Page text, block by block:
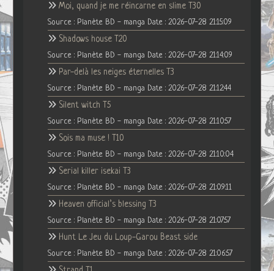
Moi, quand je me réincarne en slime T30
Source : Planète BD - manga Date : 2026-07-28 21:15:09
Shadows house T20
Source : Planète BD - manga Date : 2026-07-28 21:14:09
Par-delà les neiges éternelles T3
Source : Planète BD - manga Date : 2026-07-28 21:12:44
Silent witch T5
Source : Planète BD - manga Date : 2026-07-28 21:10:57
Sois ma muse ! T10
Source : Planète BD - manga Date : 2026-07-28 21:10:04
Serial killer isekai T3
Source : Planète BD - manga Date : 2026-07-28 21:09:11
Heaven official’s blessing T3
Source : Planète BD - manga Date : 2026-07-28 21:07:57
Hunt Le Jeu du Loup-Garou Beast side
Source : Planète BD - manga Date : 2026-07-28 21:06:57